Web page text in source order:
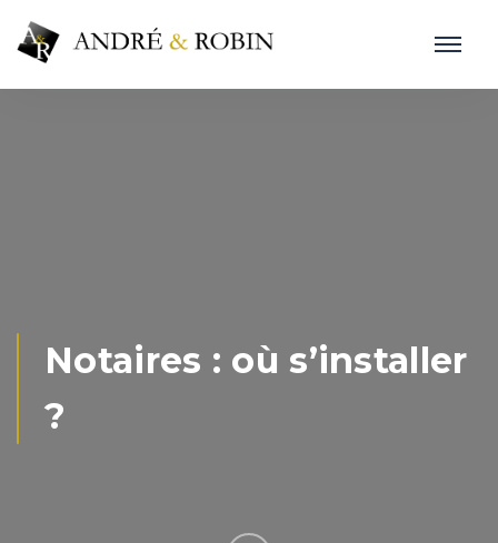
Notaires : où s’installer
?